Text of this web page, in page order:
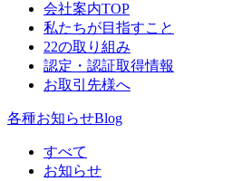
会社案内TOP
私たちが目指すこと
22の取り組み
認定・認証取得情報
お取引先様へ
各種お知らせBlog
すべて
お知らせ